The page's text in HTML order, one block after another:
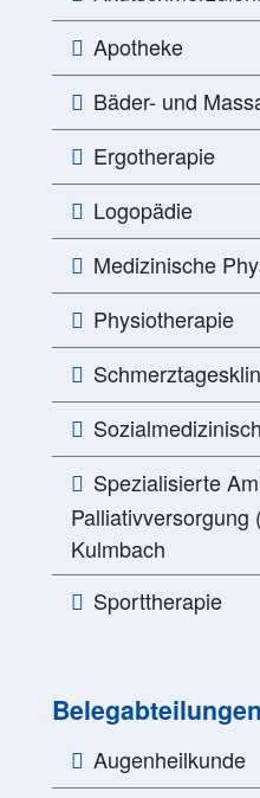
Apotheke
Bäder- und
Ergotherapie
Logopädie
Medizinische
Physiotherapie
Spezialisierte
Palliativversorgung
Kulmbach
Sporttherapie
Belegabteilungen
Augenheilkunde